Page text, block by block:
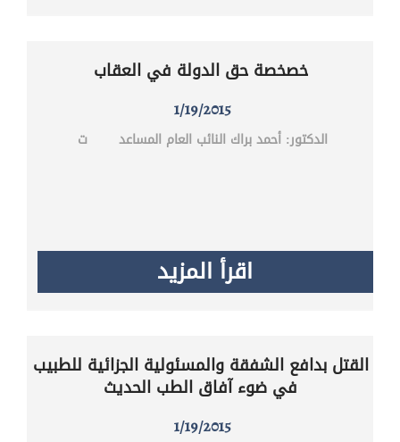
خصخصة حق الدولة في العقاب
1/19/2015
الدكتور: أحمد براك ‎النائب العام المساعد‎ ت
اقرأ المزيد
القتل بدافع الشفقة والمسئولية الجزائية للطبيب
في ضوء آفاق الطب الحديث
1/19/2015